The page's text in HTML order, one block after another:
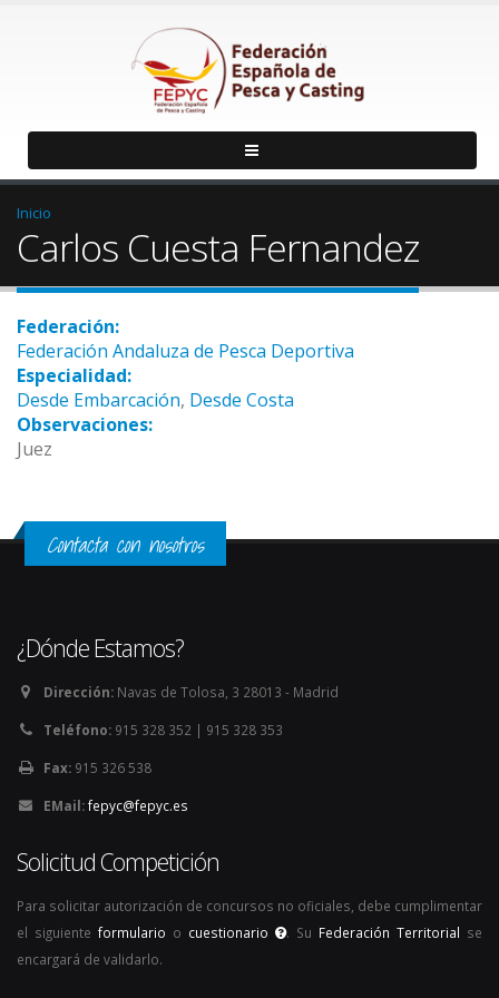
Inicio
Carlos Cuesta Fernandez
Federación:
Federación Andaluza de Pesca Deportiva
Especialidad:
Desde Embarcación, Desde Costa
Observaciones:
Juez
Contacta con nosotros
¿Dónde Estamos?
Dirección: Navas de Tolosa, 3 28013 - Madrid
Teléfono: 915 328 352 | 915 328 353
Fax: 915 326 538
EMail:fepyc@fepyc.es
Solicitud Competición
Para solicitar autorización de concursos no oficiales, debe cumplimentar
el siguiente formulario o cuestionario . Su Federación Territorial se
encargará de validarlo.